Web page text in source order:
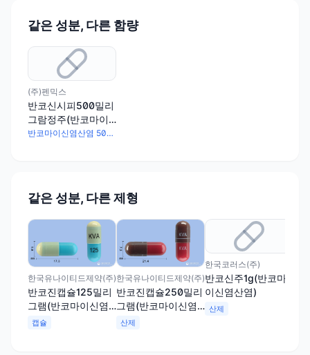
같은 성분, 다른 함량
(주)펜믹스
반코신시피500밀리
그람정주(반코마이
신염산염)
반코마이신염산염 500mg
같은 성분, 다른 제형
한국유나이티드제약(주)
반코진캡슐125밀리
그램(반코마이신염
산염)
캡슐
한국유나이티드제약(주)
반코진캡슐250밀리
그램(반코마이신염
산염)
산제
한국코러스(주)
반코신주1g(반코마
이신염산염)
산제